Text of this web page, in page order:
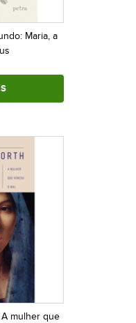
Maria, a
mulher que